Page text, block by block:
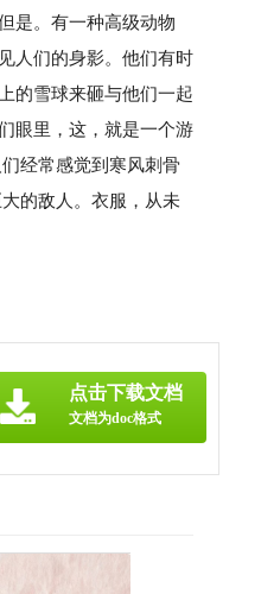
是。有一种高级动物
人们的身影。他们有时
的雪球来砸与他们一起
眼里，这，就是一个游
经常感觉到寒风刺骨
的敌人。衣服，从未
点击下载文档
文档为doc格式